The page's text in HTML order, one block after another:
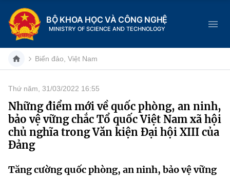
BỘ KHOA HỌC VÀ CÔNG NGHỆ
MINISTRY OF SCIENCE AND TECHNOLOGY
Danh mục
Trang chủ
Giới thiệu
Chức năng nhiệm vụ
Tin tức sự kiện
Biển đảo, Việt Nam
Thứ năm, 31/03/2022 16:55
Những điểm mới về quốc phòng, an ninh,
bảo vệ vững chắc Tổ quốc Việt Nam xã hội
chủ nghĩa trong Văn kiện Đại hội XIII của
Đảng
Tăng cường quốc phòng, an ninh, bảo vệ vững